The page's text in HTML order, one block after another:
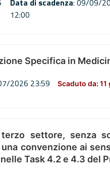
Data di scadenza: 09/09/
12:00
Specifica in
2026 23:59 Scaduto da: 11
settore, senza
convenzione ai
Task 4.2 e 4.3 del